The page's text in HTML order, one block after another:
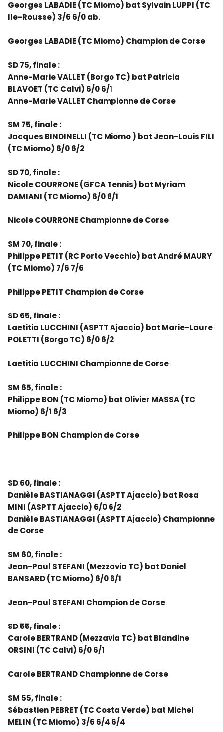
Georges LABADIE (TC Miomo) bat Sylvain LUPPI (TC
Ile-Rousse) 3/6 6/0 ab.
Georges LABADIE (TC Miomo) Champion de Corse
SD 75, finale :
Anne-Marie VALLET (Borgo TC) bat Patricia
BLAVOET (TC Calvi) 6/0 6/1
Anne-Marie VALLET Championne de Corse
SM 75, finale :
Jacques BINDINELLI (TC Miomo ) bat Jean-Louis FILI
(TC Miomo) 6/0 6/2
SD 70, finale :
Nicole COURRONE (GFCA Tennis) bat Myriam
DAMIANI (TC Miomo) 6/0 6/1
Nicole COURRONE Championne de Corse
SM 70, finale :
Philippe PETIT (RC Porto Vecchio) bat André MAURY
(TC Miomo) 7/6 7/6
Philippe PETIT Champion de Corse
SD 65, finale :
Laetitia LUCCHINI (ASPTT Ajaccio) bat Marie-Laure
POLETTI (Borgo TC) 6/0 6/2
Laetitia LUCCHINI Championne de Corse
SM 65, finale :
Philippe BON (TC Miomo) bat Olivier MASSA (TC
Miomo) 6/1 6/3
Philippe BON Champion de Corse
SD 60, finale :
Danièle BASTIANAGGI (ASPTT Ajaccio) bat Rosa
MINI (ASPTT Ajaccio) 6/0 6/2
Danièle BASTIANAGGI (ASPTT Ajaccio) Championne
de Corse
SM 60, finale :
Jean-Paul STEFANI (Mezzavia TC) bat Daniel
BANSARD (TC Miomo) 6/0 6/1
Jean-Paul STEFANI Champion de Corse
SD 55, finale :
Carole BERTRAND (Mezzavia TC) bat Blandine
ORSINI (TC Calvi) 6/0 6/1
Carole BERTRAND Championne de Corse
SM 55, finale :
Sébastien PEBRET (TC Costa Verde) bat Michel
MELIN (TC Miomo) 3/6 6/4 6/4